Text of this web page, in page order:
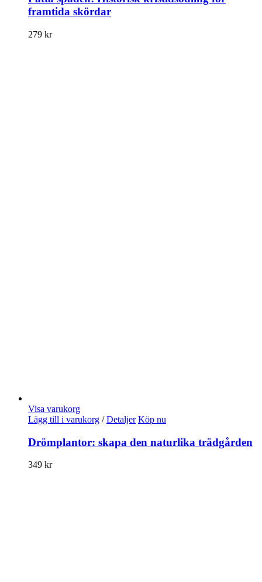
framtida skördar
279 kr
Visa varukorg
Lägg till i varukorg / Detaljer Köp nu
Drömplantor: skapa den naturlika trädgården
349 kr